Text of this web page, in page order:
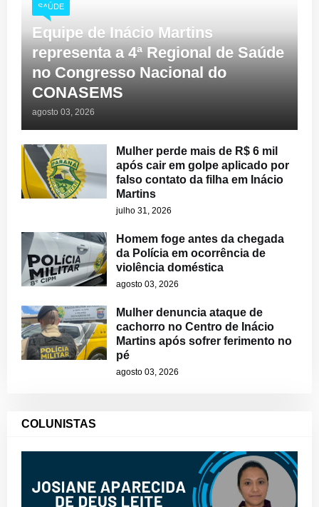
SAÚDE
Equipe de Inácio Martins
representa a 4ª Regional de Saúde
no Congresso Nacional do
CONASEMS
agosto 03, 2026
Mulher perde mais de R$ 6 mil
após cair em golpe aplicado por
falso contato da filha em Inácio
Martins
julho 31, 2026
Homem foge antes da chegada
da Polícia em ocorrência de
violência doméstica
agosto 03, 2026
Mulher denuncia ataque de
cachorro no Centro de Inácio
Martins após sofrer ferimento no
pé
agosto 03, 2026
COLUNISTAS